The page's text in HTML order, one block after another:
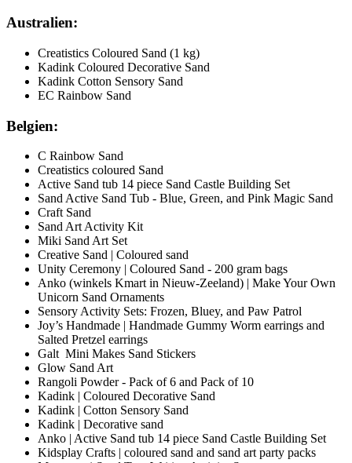
Australien:
Creatistics Coloured Sand (1 kg)
Kadink Coloured Decorative Sand
Kadink Cotton Sensory Sand
EC Rainbow Sand
Belgien:
C Rainbow Sand
Creatistics coloured Sand
Active Sand tub 14 piece Sand Castle Building Set
Sand Active Sand Tub - Blue, Green, and Pink Magic Sand
Craft Sand
Sand Art Activity Kit
Miki Sand Art Set
Creative Sand | Coloured sand
Unity Ceremony | Coloured Sand - 200 gram bags
Anko (winkels Kmart in Nieuw-Zeeland) | Make Your Own
Unicorn Sand Ornaments
Sensory Activity Sets: Frozen, Bluey, and Paw Patrol
Joy’s Handmade | Handmade Gummy Worm earrings and
Salted Pretzel earrings
Galt Mini Makes Sand Stickers
Glow Sand Art
Rangoli Powder - Pack of 6 and Pack of 10
Kadink | Coloured Decorative Sand
Kadink | Cotton Sensory Sand
Kadink | Decorative sand
Anko | Active Sand tub 14 piece Sand Castle Building Set
Kidsplay Crafts | coloured sand and sand art party packs